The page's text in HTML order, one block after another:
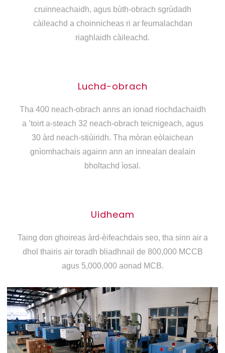
cruinneachaidh, agus bùth-obrach sgrùdadh
càileachd a choinnicheas ri ar feumalachdan
riaghlaidh càileachd.
Luchd-obrach
Tha 400 neach-obrach anns an ionad riochdachaidh
a ’toirt a-steach 32 neach-obrach teicnigeach, agus
30 àrd neach-stiùiridh. Tha mòran eòlaichean
gnìomhachais againn ann an innealan dealain
bholtachd ìosal.
Uidheam
Taing don ghoireas àrd-èifeachdais seo, tha sinn air a
dhol thairis air toradh bliadhnail de 800,000 MCCB
agus 5,000,000 aonad MCB.